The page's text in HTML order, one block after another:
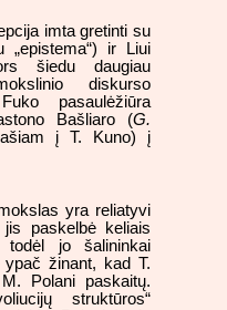
imta gretinti su
„epistema“) ir Liui
šiedu daugiau
diskurso
pasaulėžiūra
Bašliaro (G.
į T. Kuno) į
yra reliatyvi
paskelbė keliais
todėl jo šalininkai
ypač žinant, kad T.
Polani paskaitų.
struktūros“